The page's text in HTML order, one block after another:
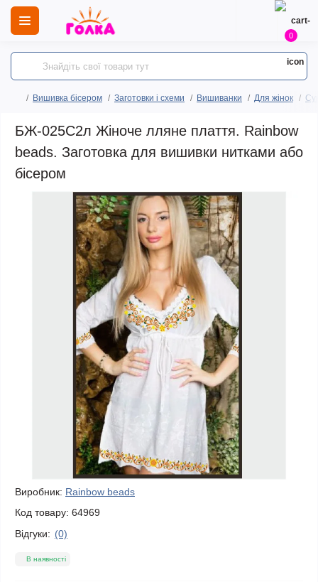
0
Вишивка бісером Заготовки і схеми Вишиванки Для жінок
БЖ-025С2л Жіноче лляне плаття. Rainbow
beads. Заготовка для вишивки нитками або
бісером
Виробник: Rainbow beads
Код товару: 64969
Відгуки: (0)
В наявності